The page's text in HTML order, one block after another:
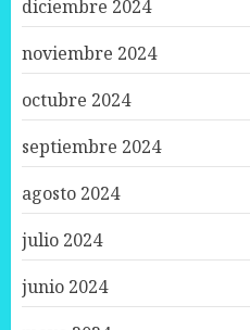
diciembre 2024
noviembre 2024
octubre 2024
septiembre 2024
agosto 2024
julio 2024
junio 2024